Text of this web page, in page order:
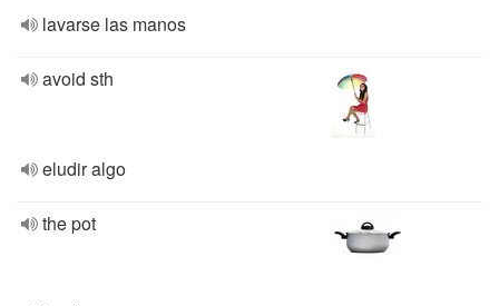
lavarse las manos
avoid sth
eludir algo
the pot